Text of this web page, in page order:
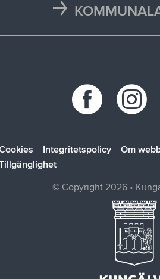
Press och
Kungälv
Integritetspolicy Om
© Copyright 2026 •